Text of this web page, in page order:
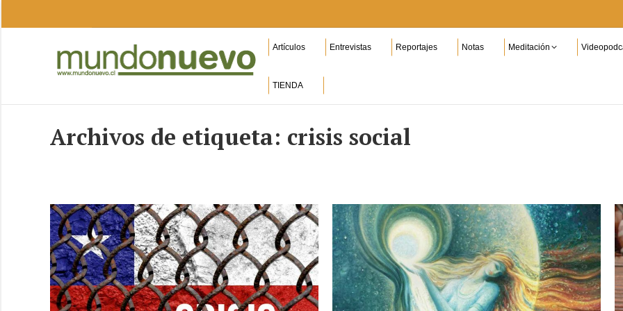
Artículos Entrevistas Reportajes Notas Meditación
TIENDA
Archivos de etiqueta: crisis social